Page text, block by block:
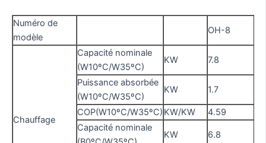
Numéro de
modèle
OH-8
Chauffage
Capacité nominale
(W10ºC/W35ºC)
KW 7.8
Puissance absorbée
(W10ºC/W35ºC)
KW 1.7
COP(W10ºC/W35ºC) KW/KW
4.59
Capacité nominale
KW 6.8